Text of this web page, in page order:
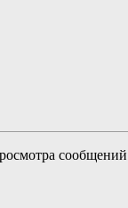
сообщений